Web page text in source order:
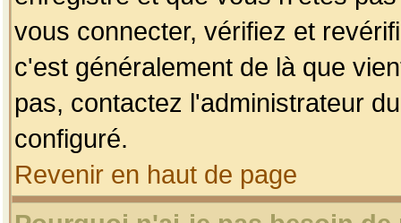
vous connecter, vérifiez et
c'est généralement de là que
pas, contactez l'administrateur
configuré.
Revenir en haut de page